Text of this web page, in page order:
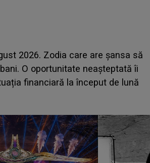
ONE, prima zi. Cine sunt artiștii
și de la ce ore au loc cele mai
pe scena principală?